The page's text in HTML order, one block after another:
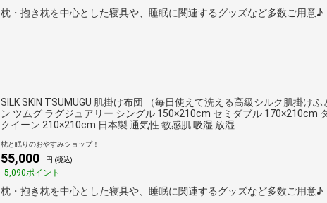
枕・抱き枕を中心とした寝具や、睡眠に関連するグッズなど多数ご用意♪
SILK SKIN TSUMUGU 肌掛け布団 （毎日使えて洗える高級シルク肌掛け
ン ツムグ ラグジュアリー シングル 150×210cm セミダブル 170×210cm
クイーン 210×210cm 日本製 通気性 敏感肌 吸湿 放湿
枕と眠りのおやすみショップ！
55,000 円 (税込)
5,090ポイント
枕・抱き枕を中心とした寝具や、睡眠に関連するグッズなど多数ご用意♪